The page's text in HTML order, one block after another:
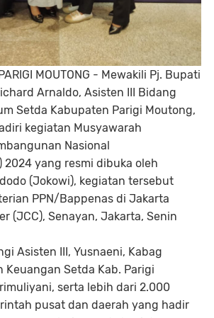
MOUTONG - Mewakili Pj. Bupati
Arnaldo, Asisten III Bidang
Setda Kabupaten Parigi Moutong,
kegiatan Musyawarah
Nasional
2024 yang resmi dibuka oleh
(Jokowi), kegiatan tersebut
PPN/Bappenas di Jakarta
(JCC), Senayan, Jakarta, Senin
Asisten III, Yusnaeni, Kabag
Keuangan Setda Kab. Parigi
serta lebih dari 2.000
pusat dan daerah yang hadir